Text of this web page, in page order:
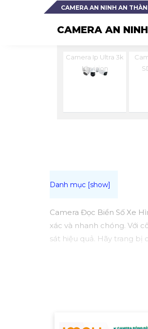
CAMERA AN NINH AN
CAMERA AN NINH
Camera Ip Ultra 3k
Kbvision
Camera Đọc Biển Số Xe
xác và nhanh chóng. Với
sát hiệu quả. Hãy trang bị